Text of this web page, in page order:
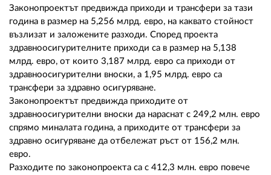
Законопроектът предвижда приходи и трансфери за тази
година в размер на 5,256 млрд. евро, на каквато стойност
възлизат и заложените разходи. Според проекта
здравноосигурителните приходи са в размер на 5,138
млрд. евро, от които 3,187 млрд. евро са приходи от
здравноосигурителни вноски, а 1,95 млрд. евро са
трансфери за здравно осигуряване.
Законопроектът предвижда приходите от
здравноосигурителни вноски да нараснат с 249,2 млн. евро
спрямо миналата година, а приходите от трансфери за
здравно осигуряване да отбележат ръст от 156,2 млн.
евро.
Разходите по законопроекта са с 412,3 млн. евро повече